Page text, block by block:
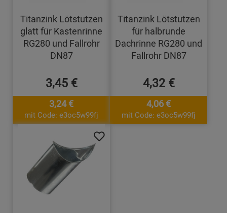
Titanzink Lötstutzen
glatt für Kastenrinne
RG280 und Fallrohr
DN87
3,45 €
3,24 €
mit Code: e3oc5w99fj
Titanzink Lötstutzen
für halbrunde
Dachrinne RG280 und
Fallrohr DN87
4,32 €
4,06 €
mit Code: e3oc5w99fj